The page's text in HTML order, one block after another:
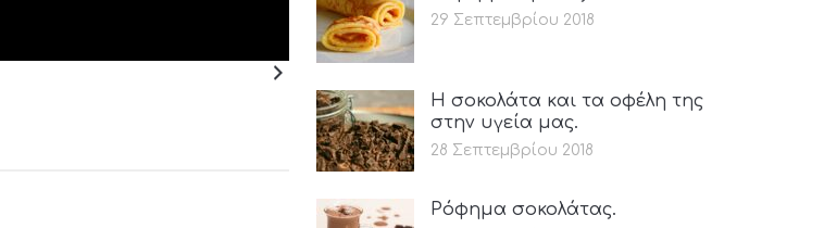
29 Σεπτεμβρίου 2018
Η σοκολάτα και τα οφέλη της
στην υγεία μας.
28 Σεπτεμβρίου 2018
Ρόφημα σοκολάτας.